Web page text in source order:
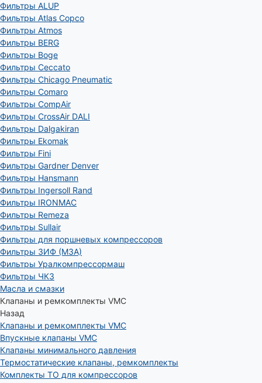
Фильтры ALUP
Фильтры Atlas Copco
Фильтры Atmos
Фильтры BERG
Фильтры Boge
Фильтры Ceccato
Фильтры Chicago Pneumatic
Фильтры Comaro
Фильтры CompAir
Фильтры CrossAir DALI
Фильтры Dalgakiran
Фильтры Ekomak
Фильтры Fini
Фильтры Gardner Denver
Фильтры Hansmann
Фильтры Ingersoll Rand
Фильтры IRONMAC
Фильтры Remeza
Фильтры Sullair
Фильтры для поршневых компрессоров
Фильтры ЗИФ (МЗА)
Фильтры Уралкомпрессормаш
Фильтры ЧКЗ
Масла и смазки
Клапаны и ремкомплекты VMC
Назад
Клапаны и ремкомплекты VMC
Впускные клапаны VMC
Клапаны минимального давления
Термостатические клапаны, ремкомплекты
Комплекты ТО для компрессоров